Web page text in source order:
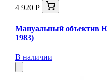
4 920 Р
Мануальный объектив
1983)
В наличии